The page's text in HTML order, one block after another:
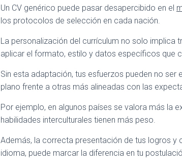
Un CV genérico puede pasar desapercibido en el
los protocolos de selección en cada nación.
La personalización del currículum no solo
aplicar el formato, estilo y datos específicos que
Sin esta adaptación, tus esfuerzos pueden no
plano frente a otras más alineadas con las
Por ejemplo, en algunos países se valora más la
habilidades interculturales tienen más peso.
Además, la correcta presentación de tus logros
idioma, puede marcar la diferencia en tu